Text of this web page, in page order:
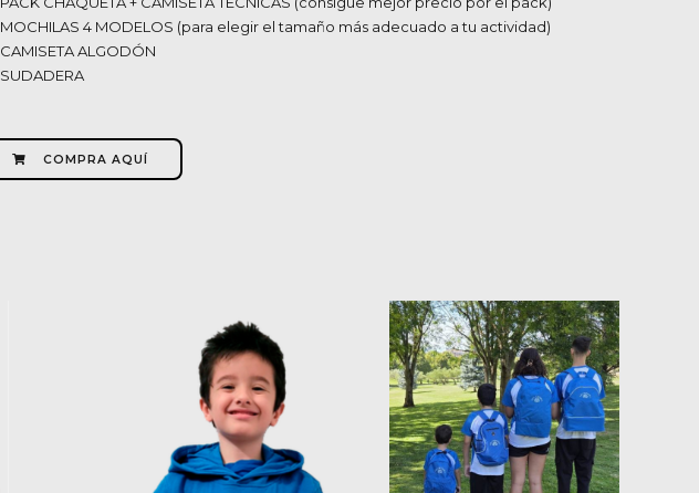
MOCHILAS 4 MODELOS (para elegir el tamaño más adecuado a tu actividad)
CAMISETA ALGODÓN
SUDADERA
COMPRA AQUÍ